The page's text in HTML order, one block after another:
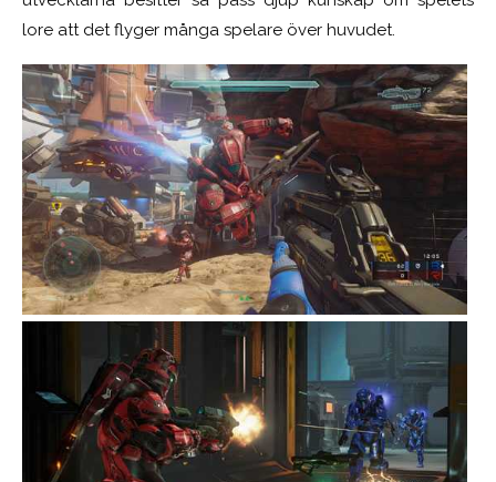
lore att det flyger många spelare över huvudet.